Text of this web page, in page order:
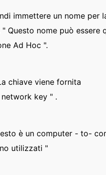
immettere un nome per
Questo nome può essere
Ad Hoc ".
chiave viene fornita
key " .
è un computer - to-
utilizzati "